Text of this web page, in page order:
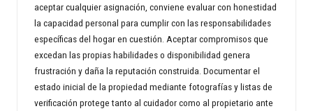
aceptar cualquier asignación, conviene evaluar con honestidad
la capacidad personal para cumplir con las responsabilidades
específicas del hogar en cuestión. Aceptar compromisos que
excedan las propias habilidades o disponibilidad genera
frustración y daña la reputación construida. Documentar el
estado inicial de la propiedad mediante fotografías y listas de
verificación protege tanto al cuidador como al propietario ante